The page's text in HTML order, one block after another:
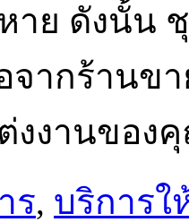
าย ดังนั้น
ากร้านข
งานของ
ร, บริการใ